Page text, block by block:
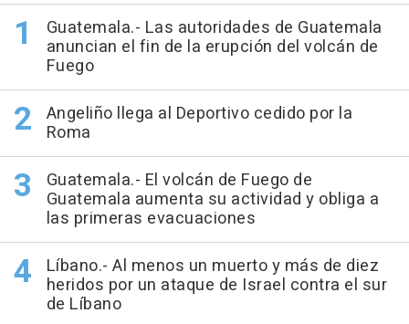
Guatemala.- Las autoridades de Guatemala
anuncian el fin de la erupción del volcán de
Fuego
Angeliño llega al Deportivo cedido por la
Roma
Guatemala.- El volcán de Fuego de
Guatemala aumenta su actividad y obliga a
las primeras evacuaciones
Líbano.- Al menos un muerto y más de diez
heridos por un ataque de Israel contra el sur
de Líbano